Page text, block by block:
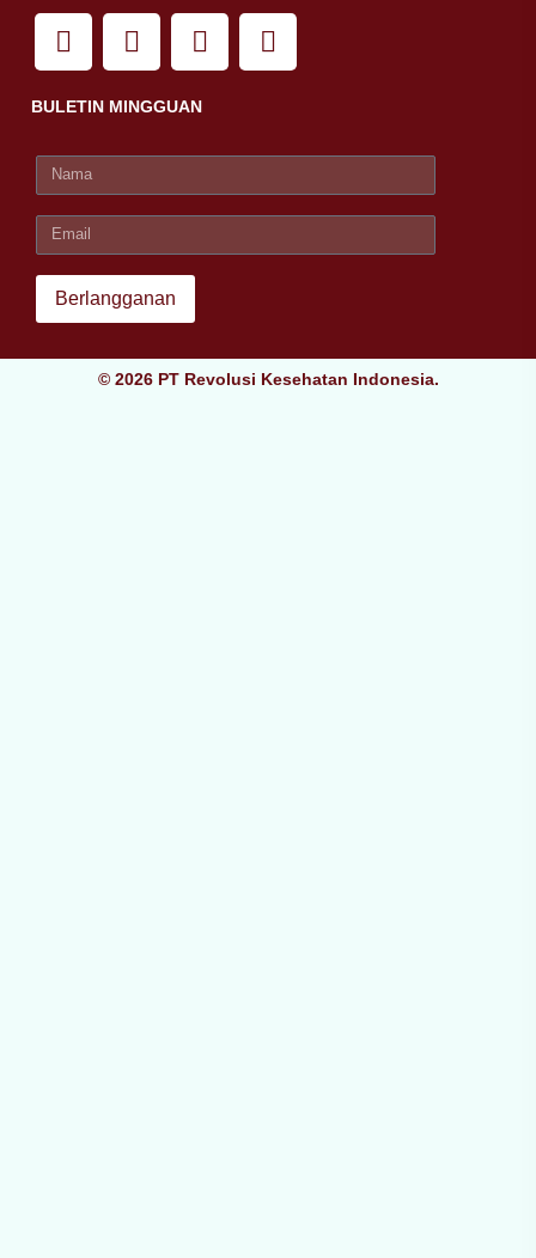
BULETIN MINGGUAN
Berlangganan
© 2026 PT Revolusi Kesehatan Indonesia.